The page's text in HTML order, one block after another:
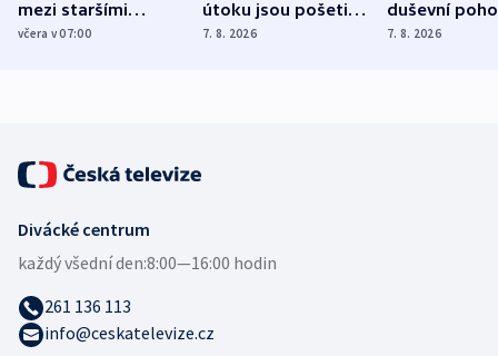
mezi staršími
Poláky nebezpečné
včera v 07:00
útoku jsou pošetilé,
míní estonský
7. 8. 2026
duševní
ukázala
7. 8. 2026
Divácké centrum
každý všední den:8:00—16:00 hodin
261 136 113
info@ceskatelevize.cz